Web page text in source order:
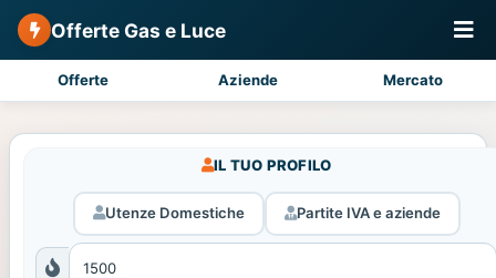
Offerte Gas e Luce
Offerte Aziende Mercato
IL TUO PROFILO
Utenze Domestiche Partite IVA e aziende